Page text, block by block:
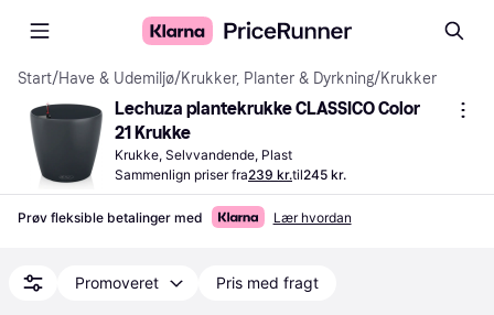
Start/Have & Udemiljø/Krukker, Planter & Dyrkning/Krukker
Lechuza plantekrukke CLASSICO Color
21 Krukke
Krukke, Selvvandende, Plast
Sammenlign priser fra239 kr.til245 kr.
Prøv fleksible betalinger med Lær hvordan
Promoveret Pris med fragt